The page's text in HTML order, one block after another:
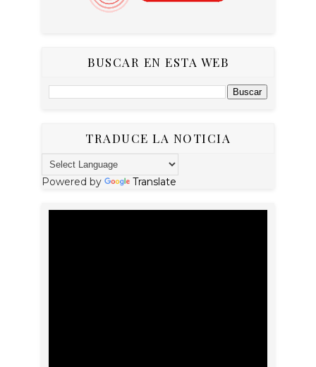
BUSCAR EN ESTA WEB
TRADUCE LA NOTICIA
Powered by Translate